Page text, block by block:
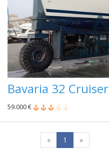
Bavaria 32 Cruiser
59.000 €
« 1 »